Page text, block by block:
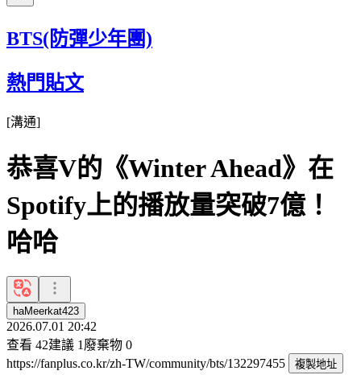
BTS(防彈少年團)
熱門貼文
[溝通]
恭喜V的《Winter Ahead》在
Spotify上的播放量突破7億！
哈哈
haMeerkat423
2026.07.01 20:42
查看 42建議 1 廢棄物 0
https://fanplus.co.kr/zh-TW/community/bts/132297455
複製地址